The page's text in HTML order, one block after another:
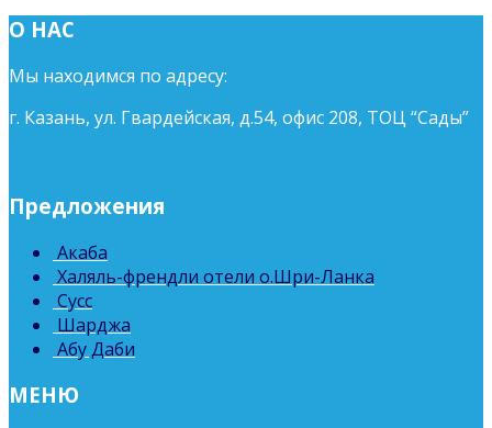
О НАС
Мы находимся по адресу:
г. Казань, ул. Гвардейская, д.54, офис 208, ТОЦ “Сады”
Предложения
Акаба
Халяль-френдли отели о.Шри-Ланка
Сусс
Шарджа
Абу Даби
МЕНЮ